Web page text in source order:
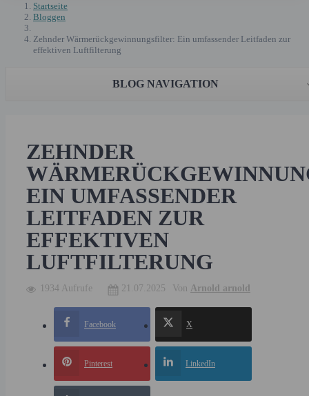
Startseite
Bloggen
Zehnder Wärmerückgewinnungsfilter: Ein umfassender Leitfaden zur
effektiven Luftfilterung
BLOG NAVIGATION
ZEHNDER
EIN UMFASSENDER
LEITFADEN ZUR
EFFEKTIVEN
LUFTFILTERUNG
1934 Aufrufe 21.07.2025 Von Arnold arnold
Facebook X
Pinterest LinkedIn